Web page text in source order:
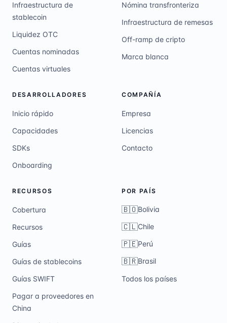
Infraestructura de
stablecoin
Liquidez OTC
Cuentas nominadas
Cuentas virtuales
Nómina transfronteriza
Infraestructura de remesas
Off-ramp de cripto
Marca blanca
DESARROLLADORES
Inicio rápido
Capacidades
SDKs
Onboarding
COMPAÑÍA
Empresa
Licencias
Contacto
RECURSOS
Cobertura
Recursos
Guías
Guías de stablecoins
Guías SWIFT
Pagar a proveedores en
China
POR PAÍS
🇧🇴Bolivia
🇨🇱Chile
🇵🇪Perú
🇧🇷Brasil
Todos los países